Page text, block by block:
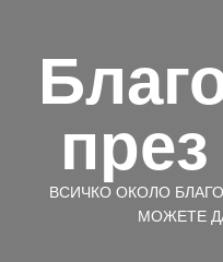
content
ВСИЧКО ОКОЛО
МОЖЕТЕ